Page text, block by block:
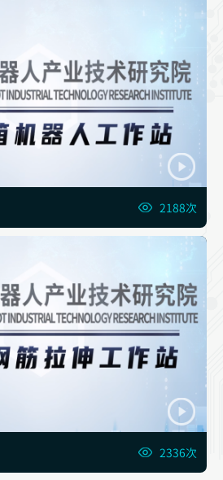
2188次
2336次